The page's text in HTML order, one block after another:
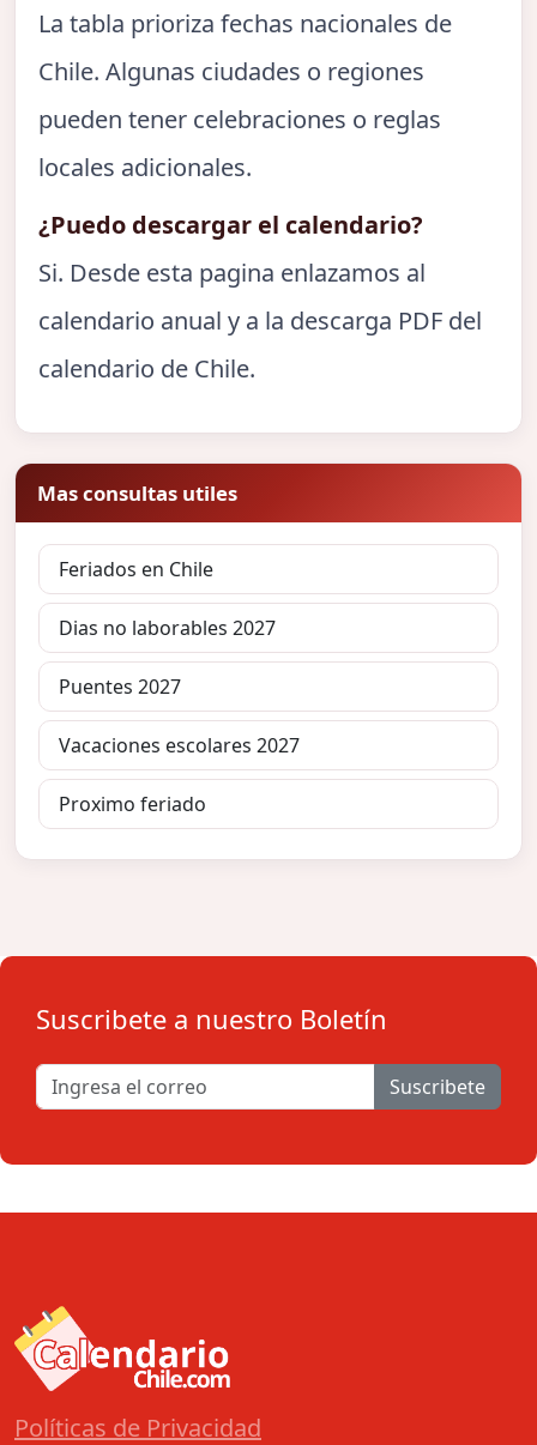
La tabla prioriza fechas nacionales de
Chile. Algunas ciudades o regiones
pueden tener celebraciones o reglas
locales adicionales.
¿Puedo descargar el calendario?
Si. Desde esta pagina enlazamos al
calendario anual y a la descarga PDF del
calendario de Chile.
Mas consultas utiles
Feriados en Chile
Dias no laborables 2027
Puentes 2027
Vacaciones escolares 2027
Proximo feriado
Suscribete a nuestro Boletín
Suscribete
Políticas de Privacidad